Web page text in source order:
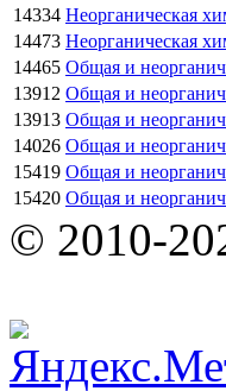
14334 Неорганическая
14473 Неорганическая
14465 Общая и
13912 Общая и
13913 Общая и
14026 Общая и
15419 Общая и
15420 Общая и
© 2010-